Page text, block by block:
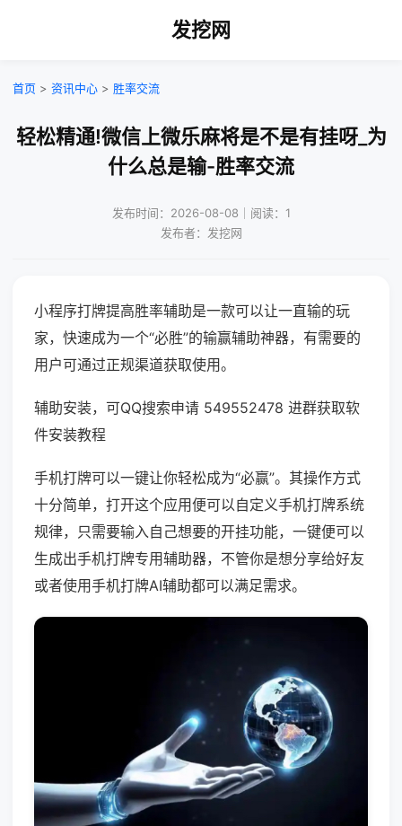
发挖网
首页 > 资讯中心 > 胜率交流
轻松精通!微信上微乐麻将是不是有挂呀_为
什么总是输-胜率交流
发布时间：2026-08-08｜阅读：1
发布者：发挖网
小程序打牌提高胜率辅助是一款可以让一直输的玩
家，快速成为一个“必胜”的输赢辅助神器，有需要的
用户可通过正规渠道获取使用。
辅助安装，可QQ搜索申请 549552478 进群获取软
件安装教程
手机打牌可以一键让你轻松成为“必赢”。其操作方式
十分简单，打开这个应用便可以自定义手机打牌系统
规律，只需要输入自己想要的开挂功能，一键便可以
生成出手机打牌专用辅助器，不管你是想分享给好友
或者使用手机打牌AI辅助都可以满足需求。